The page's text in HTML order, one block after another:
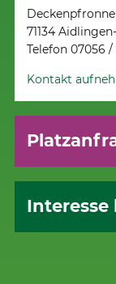
71134
Telefon 07056 /
Kontakt
Interesse